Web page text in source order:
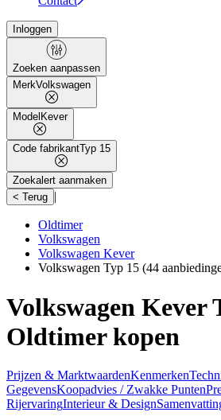
Inloggen
Zoeken aanpassen
MerkVolkswagen
Model Kever
Code fabrikantTyp 15
Zoekalert aanmaken
< Terug |
Oldtimer
Volkswagen
Volkswagen Kever
Volkswagen Typ 15 (44
Volkswagen Kever
Oldtimer kopen
Prijzen & MarktwaardenKenmerken
GegevensKoopadvies / Zwakke Punten
RijervaringInterieur & Design